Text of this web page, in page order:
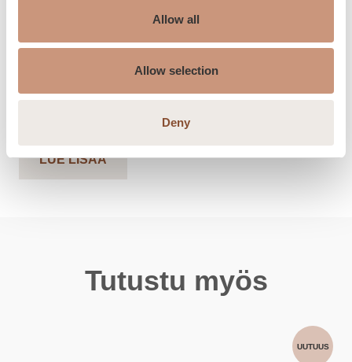
Allow all
Allow selection
Deny
sähköalan
ammattilaisilta
Sähkökiukaiden asennuksen ja huollon voi tehdä
LUE LISÄÄ
Tutustu myös
UUTUUS